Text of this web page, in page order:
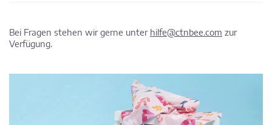
Bei Fragen stehen wir gerne unter hilfe@ctnbee.com zur
Verfügung.